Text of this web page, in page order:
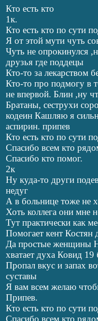
pause
Кто есть кто
1к.
Кто есть кто по сути
Я от этой мути чуть
Чуть не опрокинулся
друзья где поддецы
Кто-то за лекарством
Кто-то про подмогу в
не впервой. Блин ,ну
Братаны, сеструхи
кодеин Кашляю я
аспирин. припев
Кто есть кто по сути
Спасибо всем кто
Спасибо кто помог.
2к
Ну куда-то други
недуг
А в больнице тоже не
Хоть коллега они мне
Тут практически как
Помогает кент Костян
Да простые женщины
хватает духа Ковид 19
Пропал вкус и запах
суставы
Я вам всем желаю
Припев.
Кто есть кто по сути
Спасибо всем кто